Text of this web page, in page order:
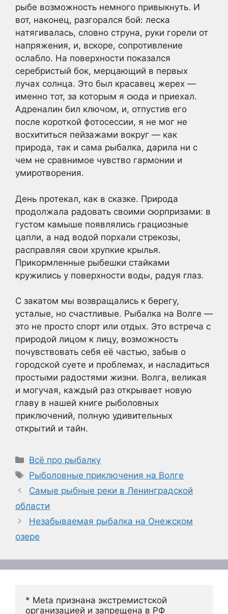
рыбе возможность немного привыкнуть. И
вот, наконец, разгорался бой: леска
натягивалась, словно струна, руки горели от
напряжения, и, вскоре, сопротивление
ослабло. На поверхности показался
серебристый бок, мерцающий в первых
лучах солнца. Это был красавец жерех —
именно тот, за которым я сюда и приехал.
Адреналин бил ключом, и, отпустив его
после короткой фотосессии, я не мог не
восхититься пейзажами вокруг — как
природа, так и сама рыбалка, дарила ни с
чем не сравнимое чувство гармонии и
умиротворения.
День протекал, как в сказке. Природа
продолжала радовать своими сюрпризами: в
густом камыше появлялись грациозные
цапли, а над водой порхали стрекозы,
расправляя свои хрупкие крылья.
Прикормленные рыбешки стайками
кружились у поверхности воды, радуя глаз.
С закатом мы возвращались к берегу,
усталые, но счастливые. Рыбалка на Волге —
это не просто спорт или отдых. Это встреча с
природой лицом к лицу, возможность
почувствовать себя её частью, забыв о
городской суете и проблемах, и насладиться
простыми радостями жизни. Волга, великая
и могучая, каждый раз открывает новую
главу в нашей книге рыболовных
приключений, полную удивительных
открытий и тайн.
Рубрики
Всё про рыбалку
Метки
Рыболовные приключения на Волге
Самые рыбные реки в Ленинградской
области
Незабываемая рыбалка на Онежском
озере
* Meta признана экстремистской
организацией и запрещена в РФ